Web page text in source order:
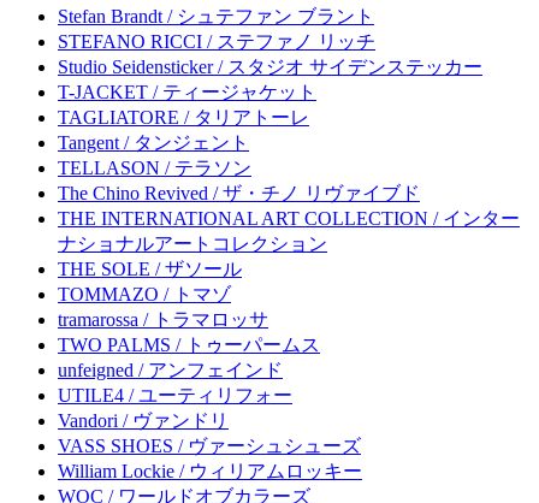
Stefan Brandt / シュテファン ブラント
STEFANO RICCI / ステファノ リッチ
Studio Seidensticker / スタジオ サイデンステッカー
T-JACKET / ティージャケット
TAGLIATORE / タリアトーレ
Tangent / タンジェント
TELLASON / テラソン
The Chino Revived / ザ・チノ リヴァイブド
THE INTERNATIONAL ART COLLECTION / インター
ナショナルアートコレクション
THE SOLE / ザソール
TOMMAZO / トマゾ
tramarossa / トラマロッサ
TWO PALMS / トゥーパームス
unfeigned / アンフェインド
UTILE4 / ユーティリフォー
Vandori / ヴァンドリ
VASS SHOES / ヴァーシュシューズ
William Lockie / ウィリアムロッキー
WOC / ワールドオブカラーズ